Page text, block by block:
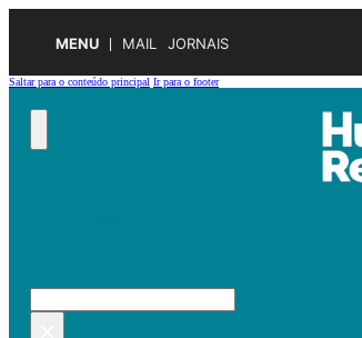
MENU MAIL JORNAIS
Saltar para o conteúdo principal Ir para o footer
Pesquisar